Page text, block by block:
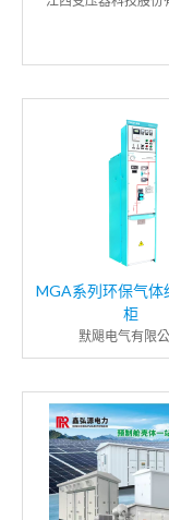
MGA系列环保气体
柜
默飓电气有限